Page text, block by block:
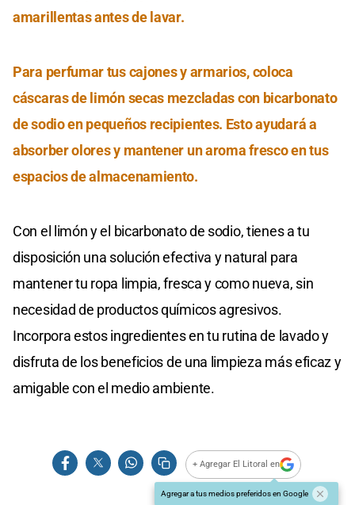
amarillentas antes de lavar.
Para perfumar tus cajones y armarios, coloca
cáscaras de limón secas mezcladas con bicarbonato
de sodio en pequeños recipientes. Esto ayudará a
absorber olores y mantener un aroma fresco en tus
espacios de almacenamiento.
Con el limón y el bicarbonato de sodio, tienes a tu
disposición una solución efectiva y natural para
mantener tu ropa limpia, fresca y como nueva, sin
necesidad de productos químicos agresivos.
Incorpora estos ingredientes en tu rutina de lavado y
disfruta de los beneficios de una limpieza más eficaz y
amigable con el medio ambiente.
+ Agregar El Litoral en
Agregar a tus medios preferidos en Google